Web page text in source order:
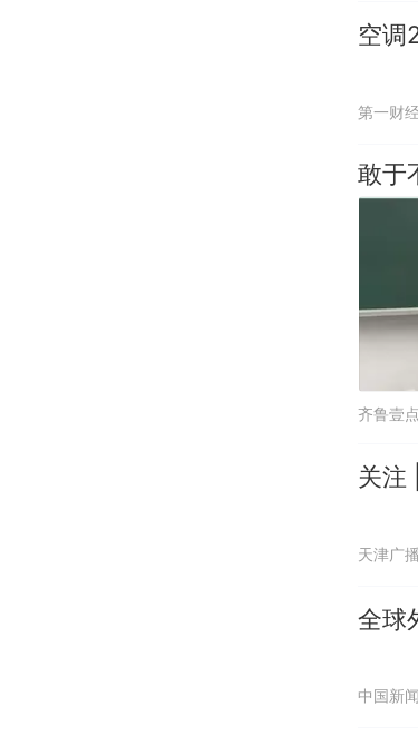
空调
第一财
敢于
齐鲁壹点
关注
天津广播
全球
中国新